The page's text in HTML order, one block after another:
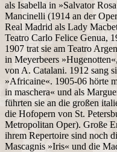
als Isabella in »Salvator
Mancinelli (1914 an der
Real Madrid als Lady
Teatro Carlo Felice Genua,
1907 trat sie am Teatro
in Meyerbeers
von A. Catalani. 1912 sang
»Africaine«. 1905-06 hörte
in maschera« und als
führten sie an die großen
die Hofopern von St.
Metropolitan Oper). Große
ihrem Repertoire sind noch
Mascagnis »Iris« und die